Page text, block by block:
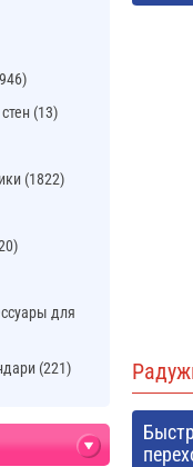
(13)
(1822)
для
(221)